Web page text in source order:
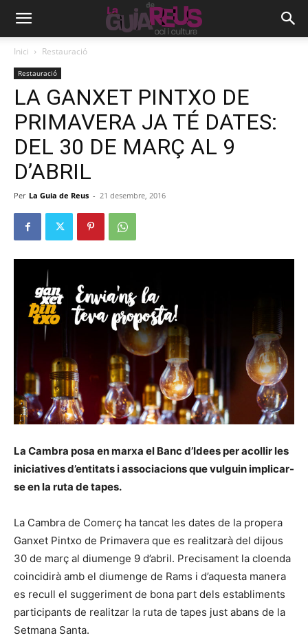
Inici Restauració
Restauració
LA GANXET PINTXO DE
PRIMAVERA JA TÉ DATES:
DEL 30 DE MARÇ AL 9
D’ABRIL
Per La Guia de Reus - 21 desembre, 2016
La Cambra posa en marxa el Banc d’Idees per acollir les
iniciatives d’entitats i associacions que vulguin implicar-
se en la ruta de tapes.
La Cambra de Comerç ha tancat les dates de la propera
Ganxet Pintxo de Primavera que es realitzarà del dijous
30 de març al diumenge 9 d’abril. Precisament la cloenda
coincidirà amb el diumenge de Rams i d’aquesta manera
es recull el suggeriment de bona part dels establiments
participants de realitzar la ruta de tapes just abans de la
Setmana Santa.